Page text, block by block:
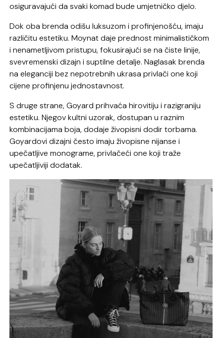
osiguravajući da svaki komad bude umjetničko djelo.
Dok oba brenda odišu luksuzom i profinjenošću, imaju
različitu estetiku. Moynat daje prednost minimalističkom
i nenametljivom pristupu, fokusirajući se na čiste linije,
svevremenski dizajn i suptilne detalje. Naglasak brenda
na eleganciji bez nepotrebnih ukrasa privlači one koji
cijene profinjenu jednostavnost.
S druge strane, Goyard prihvaća hirovitiju i razigraniju
estetiku. Njegov kultni uzorak, dostupan u raznim
kombinacijama boja, dodaje živopisni dodir torbama.
Goyardovi dizajni često imaju živopisne nijanse i
upečatljive monograme, privlačeći one koji traže
upečatljiviji dodatak.